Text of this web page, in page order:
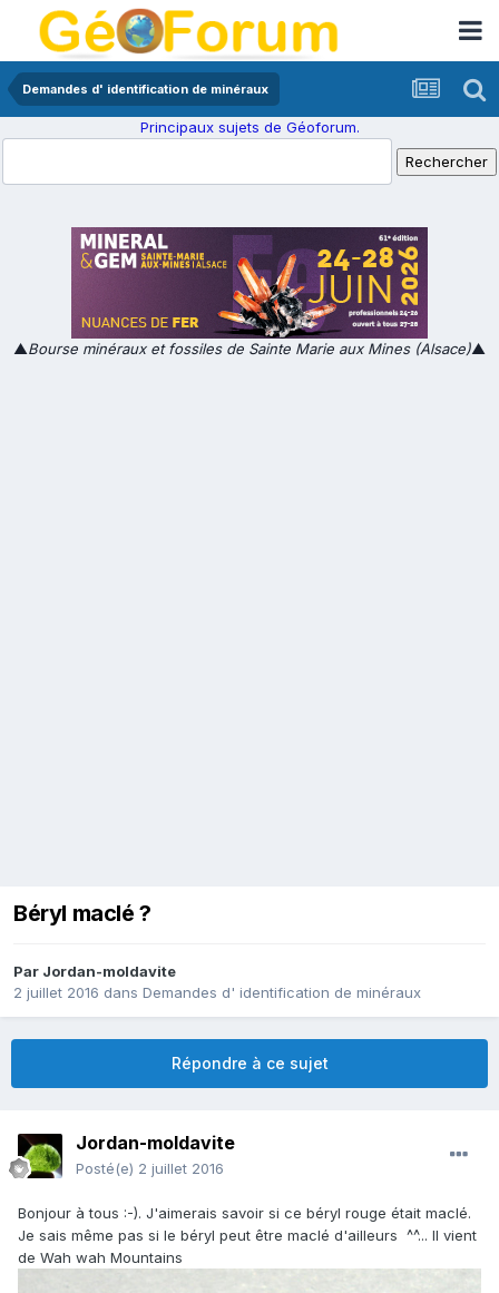
Demandes d' identification de minéraux
Principaux sujets de Géoforum.
▲Bourse minéraux et fossiles de Sainte Marie aux Mines (Alsace)▲
Béryl maclé ?
Par Jordan-moldavite
2 juillet 2016 dans Demandes d' identification de minéraux
Répondre à ce sujet
Jordan-moldavite
Posté(e) 2 juillet 2016
Bonjour à tous :-). J'aimerais savoir si ce béryl rouge était maclé.
Je sais même pas si le béryl peut être maclé d'ailleurs ^^... Il vient
de Wah wah Mountains